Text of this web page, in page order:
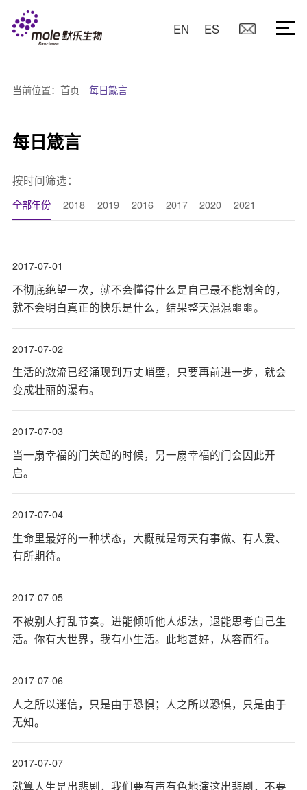
EN ES
当前位置： 首页 每日箴言
每日箴言
按时间筛选：
全部年份 2018 2019 2016 2017 2020 2021
2017-07-01
不彻底绝望一次，就不会懂得什么是自己最不能割舍的，
就不会明白真正的快乐是什么，结果整天混混噩噩。
2017-07-02
生活的激流已经涌现到万丈峭壁，只要再前进一步，就会
变成壮丽的瀑布。
2017-07-03
当一扇幸福的门关起的时候，另一扇幸福的门会因此开
启。
2017-07-04
生命里最好的一种状态，大概就是每天有事做、有人爱、
有所期待。
2017-07-05
不被别人打乱节奏。进能倾听他人想法，退能思考自己生
活。你有大世界，我有小生活。此地甚好，从容而行。
2017-07-06
人之所以迷信，只是由于恐惧；人之所以恐惧，只是由于
无知。
2017-07-07
就算人生是出悲剧，我们要有声有色地演这出悲剧，不要